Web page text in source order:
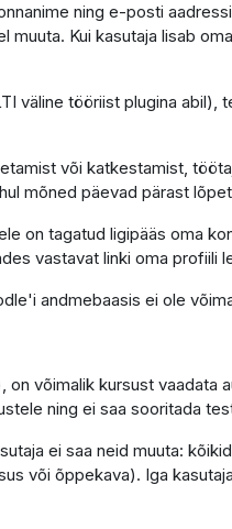
ning e-posti
Kui kasutaja lisab
väline tööriist plugina abil),
või katkestamist,
mõned päevad pärast
on tagatud ligipääs oma
vastavat linki oma profiili
andmebaasis ei ole
võimalik kursust vaadata
ning ei saa sooritada
ei saa neid muuta:
või õppekava). Iga